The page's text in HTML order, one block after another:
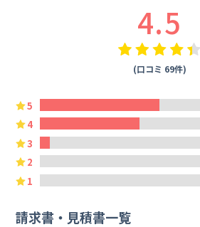
4.5
(口コミ 69件)
5
4
3
2
1
請求書・見積書一覧